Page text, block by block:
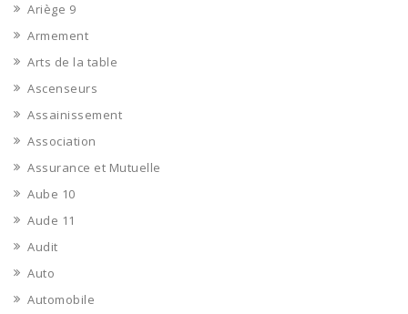
Ariège 9
Armement
Arts de la table
Ascenseurs
Assainissement
Association
Assurance et Mutuelle
Aube 10
Aude 11
Audit
Auto
Automobile